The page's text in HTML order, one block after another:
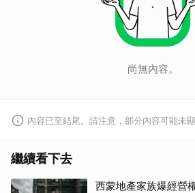
尚無內容。
內容已至結尾。請注意，部分內容可能未顯
繼續看下去
西蒙地產家族爆經營